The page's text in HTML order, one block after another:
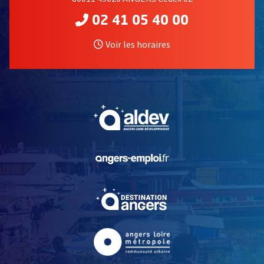
02 41 05 40 00
Voir les horaires
, Ouvre une nouvelle
, Ouvre une nouvelle